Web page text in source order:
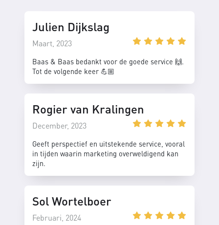
Julien Dijkslag
Maart, 2023
Baas & Baas bedankt voor de goede service 🙌.
Tot de volgende keer 💪🏼
Rogier van Kralingen
December, 2023
Geeft perspectief en uitstekende service, vooral
in tijden waarin marketing overweldigend kan
zijn.
Sol Wortelboer
Februari, 2024